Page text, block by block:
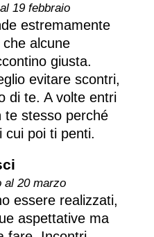
19 febbraio
estremamente
alcune
giusta.
evitare scontri,
di te. A volte entri
te stesso perché
cui poi ti penti.
al 20 marzo
essere realizzati,
aspettative ma